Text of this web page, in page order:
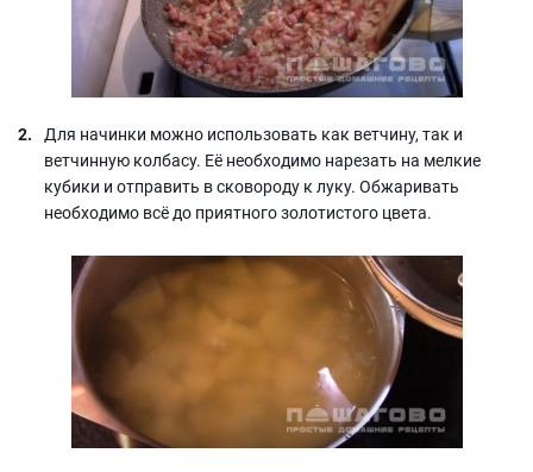
Для начинки можно использовать как ветчину, так и
ветчинную колбасу. Её необходимо нарезать на мелкие
кубики и отправить в сковороду к луку. Обжаривать
необходимо всё до приятного золотистого цвета.